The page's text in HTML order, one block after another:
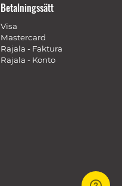
Betalningssätt
Visa
Mastercard
Rajala - Faktura
Rajala - Konto